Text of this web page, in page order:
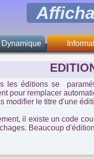
principale Zone
Logiciel
les éditions se
pour remplacer
modifier le titre d'une
il existe un code
Beaucoup